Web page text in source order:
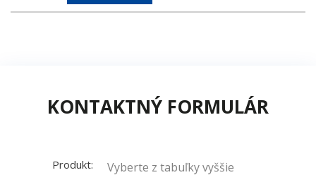
KONTAKTNÝ FORMULÁR
Produkt: